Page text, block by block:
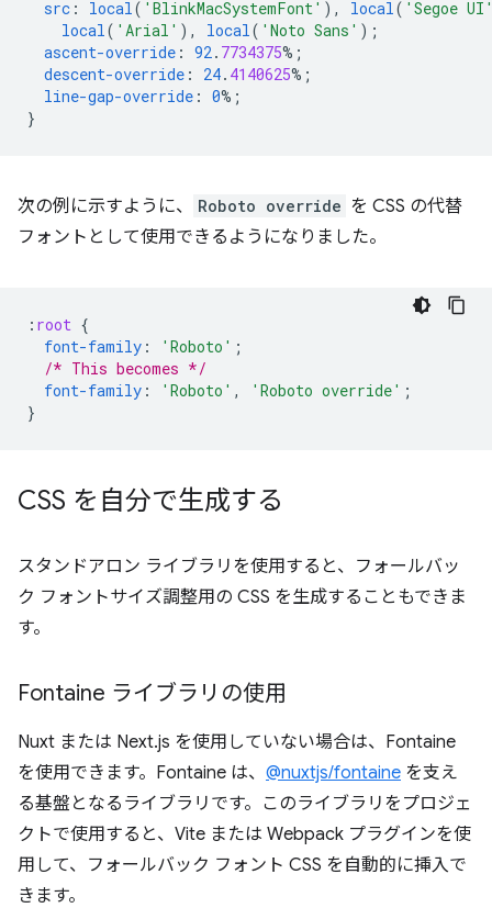
src : local( 'BlinkMacSystemFont' ), local( 'Segoe
local( 'Arial' ), local( 'Noto Sans' );
ascent-override : 92. 7734375%;
descent-override : 24. 4140625%;
line-gap-override : 0%;
}
次の例に示すように、 Roboto override を CSS の代替
フォントとして使用できるようになりました。
: root {
font-family : 'Roboto' ;
/* This becomes */
font-family : 'Roboto' , 'Roboto override' ;
}
CSS を自分で生成する
スタンドアロン ライブラリを使用すると、フォールバッ
ク フォントサイズ調整用の CSS を生成することもできま
す。
Fontaine ライブラリの使用
Nuxt または Next.js を使用していない場合は、Fontaine
を使用できます。Fontaine は、 @nuxtjs/fontaine を支え
る基盤となるライブラリです。このライブラリをプロジェ
クトで使用すると、Vite または Webpack プラグインを使
用して、フォールバック フォント CSS を自動的に挿入で
きます。